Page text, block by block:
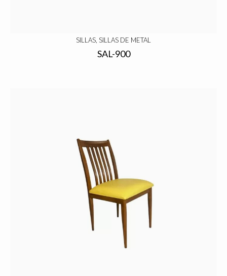
SILLAS, SILLAS DE METAL
SAL-900